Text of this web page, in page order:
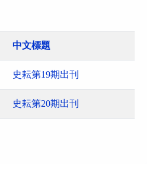
中文標題
史耘第19期出刊
史耘第20期出刊